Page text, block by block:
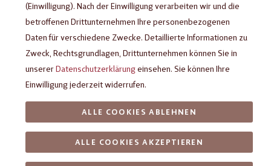
Gutscheinkarte im Wert von 20€
(Einwilligung). Nach der Einwilligung verarbeiten wir und die
betroffenen Drittunternehmen Ihre personenbezogenen
Daten für verschiedene Zwecke. Detaillierte Informationen zu
Zweck, Rechtsgrundlagen, Drittunternehmen können Sie in
unsererDatenschutzerklärungeinsehen. Sie können Ihre
Einwilligung jederzeit widerrufen.
ALLE COOKIES AKZEPTIEREN
ALLE COOKIES ABLEHNEN